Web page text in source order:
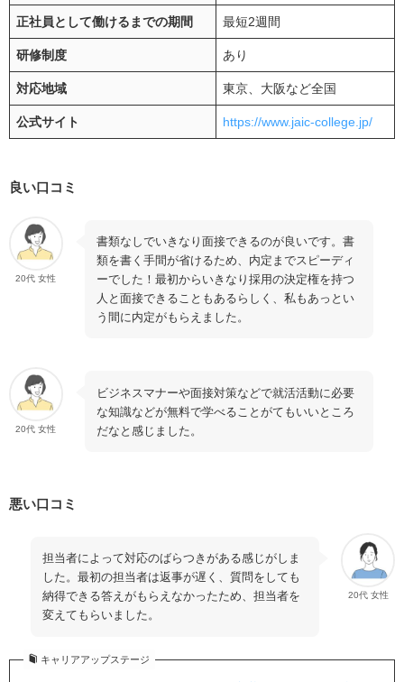
正社員として働けるまでの期間 最短2週間
研修制度 あり
対応地域 東京、大阪など全国
公式サイト https://www.jaic-college.jp/
良い口コミ
20代 女性
書類なしでいきなり面接できるのが良いです。書
類を書く手間が省けるため、内定までスピーディ
ーでした！最初からいきなり採用の決定権を持つ
人と面接できることもあるらしく、私もあっとい
う間に内定がもらえました。
20代 女性
ビジネスマナーや面接対策などで就活活動に必要
な知識などが無料で学べることがてもいいところ
だなと感じました。
悪い口コミ
20代 女性
担当者によって対応のばらつきがある感じがしま
した。最初の担当者は返事が遅く、質問をしても
納得できる答えがもらえなかったため、担当者を
変えてもらいました。
キャリアアップステージ